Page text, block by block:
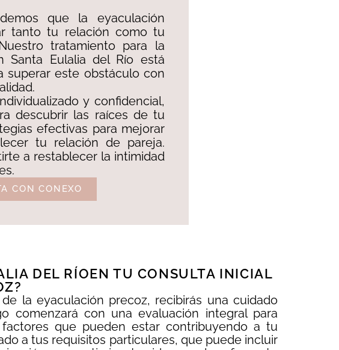
que la eyaculación
tanto tu relación como tu
tratamiento para la
Santa Eulalia del Río está
superar este obstáculo con
y confidencial,
descubrir las raíces de tu
efectivas para mejorar
tu relación de pareja.
a restablecer la intimidad
CON CONEXO
DEL RÍOEN TU CONSULTA INICIAL
la eyaculación precoz, recibirás una cuidado
comenzará con una evaluación integral para
que pueden estar contribuyendo a tu
a tus requisitos particulares, que puede incluir